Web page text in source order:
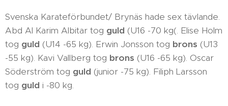
Svenska Karateförbundet/ Brynäs hade sex tävlande.
Abd Al Karim Albitar tog guld (U16 -70 kg(. Elise Holm
tog guld (U14 -65 kg). Erwin Jonsson tog brons (U13
-55 kg). Kavi Vallberg tog brons (U16 -65 kg). Oscar
Söderström tog guld (junior -75 kg). Filiph Larsson
tog guld i -80 kg.